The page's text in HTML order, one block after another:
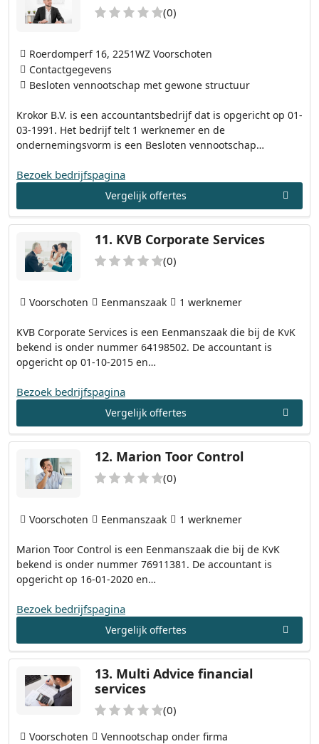
(0)
Krokor B.V. is een accountantsbedrijf dat is opgericht op 01-
03-1991. Het bedrijf telt 1 werknemer en de
ondernemingsvorm is een Besloten vennootschap…
Roerdomperf 16, 2251WZ Voorschoten
Contactgegevens
Besloten vennootschap met gewone structuur
Bezoek bedrijfspagina
Vergelijk offertes
11. KVB Corporate Services
(0)
KVB Corporate Services is een Eenmanszaak die bij de KvK
bekend is onder nummer 64198502. De accountant is
opgericht op 01-10-2015 en…
Voorschoten Eenmanszaak 1 werknemer
Bezoek bedrijfspagina
Vergelijk offertes
12. Marion Toor Control
(0)
Marion Toor Control is een Eenmanszaak die bij de KvK
bekend is onder nummer 76911381. De accountant is
opgericht op 16-01-2020 en…
Voorschoten Eenmanszaak 1 werknemer
Bezoek bedrijfspagina
Vergelijk offertes
13. Multi Advice financial
services
(0)
Voorschoten
Vennootschap onder firma